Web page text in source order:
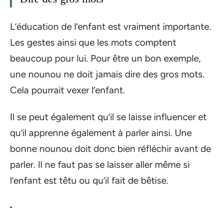
L’éducation de l’enfant est vraiment importante.
Les gestes ainsi que les mots comptent
beaucoup pour lui. Pour être un bon exemple,
une nounou ne doit jamais dire des gros mots.
Cela pourrait vexer l’enfant.
Il se peut également qu’il se laisse influencer et
qu’il apprenne également à parler ainsi. Une
bonne nounou doit donc bien réfléchir avant de
parler. Il ne faut pas se laisser aller même si
l’enfant est têtu ou qu’il fait de bêtise.